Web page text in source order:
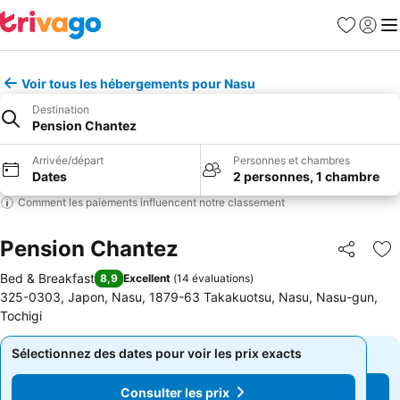
Favoris
Se
Voir tous les hébergements pour Nasu
Destination
Pension Chantez
Arrivée/départ
Dates
Personnes et chambres
2 personnes, 1 chambre
Comment les paiements influencent notre classement
Pension Chantez Partager
Bed & Breakfast 8,9 Excellent (14 évaluations)
325-0303, Japon, Nasu, 1879-63 Takakuotsu, Nasu, Nasu-gun,
Tochigi
Sélectionnez des dates pour voir les prix exacts
Consulter les prix
Sélectionnez des dates pour voir les prix exacts
Consulter les prix